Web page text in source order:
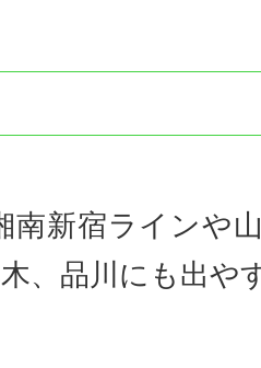
南新宿ラインや
、品川にも出や